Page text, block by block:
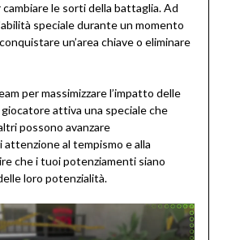
le sorti della battaglia. Ad
speciale durante un momento
un’area chiave o eliminare
per massimizzare l’impatto delle
attiva una speciale che
possono avanzare
attenzione al tempismo e alla
che i tuoi potenziamenti siano
loro potenzialità.